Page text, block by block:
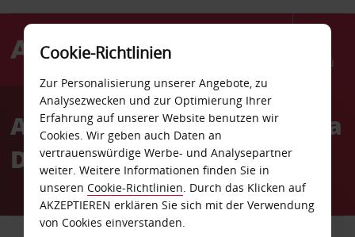
Menü
AvisAutovermietung Barcelona
Diagonal Mar
Cookie-Richtlinien
Zur Personalisierung unserer Angebote, zu
Analysezwecken und zur Optimierung Ihrer
Erfahrung auf unserer Website benutzen wir
Cookies. Wir geben auch Daten an
vertrauenswürdige Werbe- und Analysepartner
weiter. Weitere Informationen finden Sie in
unseren Cookie-Richtlinien. Durch das Klicken auf
AKZEPTIEREN erklären Sie sich mit der Verwendung
von Cookies einverstanden.